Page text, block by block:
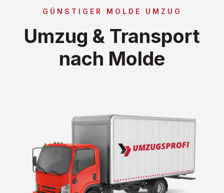
GÜNSTIGER MOLDE UMZUG
Umzug & Transport
nach Molde